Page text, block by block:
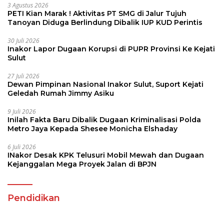
3 Agustus 2026
PETI Kian Marak ! Aktivitas PT SMG di Jalur Tujuh
Tanoyan Diduga Berlindung Dibalik IUP KUD Perintis
30 Juli 2026
Inakor Lapor Dugaan Korupsi di PUPR Provinsi Ke Kejati
Sulut
27 Juli 2026
Dewan Pimpinan Nasional Inakor Sulut, Suport Kejati
Geledah Rumah Jimmy Asiku
9 Juli 2026
Inilah Fakta Baru Dibalik Dugaan Kriminalisasi Polda
Metro Jaya Kepada Shesee Monicha Elshaday
6 Juli 2026
INakor Desak KPK Telusuri Mobil Mewah dan Dugaan
Kejanggalan Mega Proyek Jalan di BPJN
Pendidikan